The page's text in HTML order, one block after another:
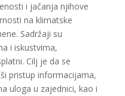
i jačanja njihove
na klimatske
Sadržaji su
i iskustvima,
Cilj je da se
pristup informacijama,
uloga u zajednici, kao i